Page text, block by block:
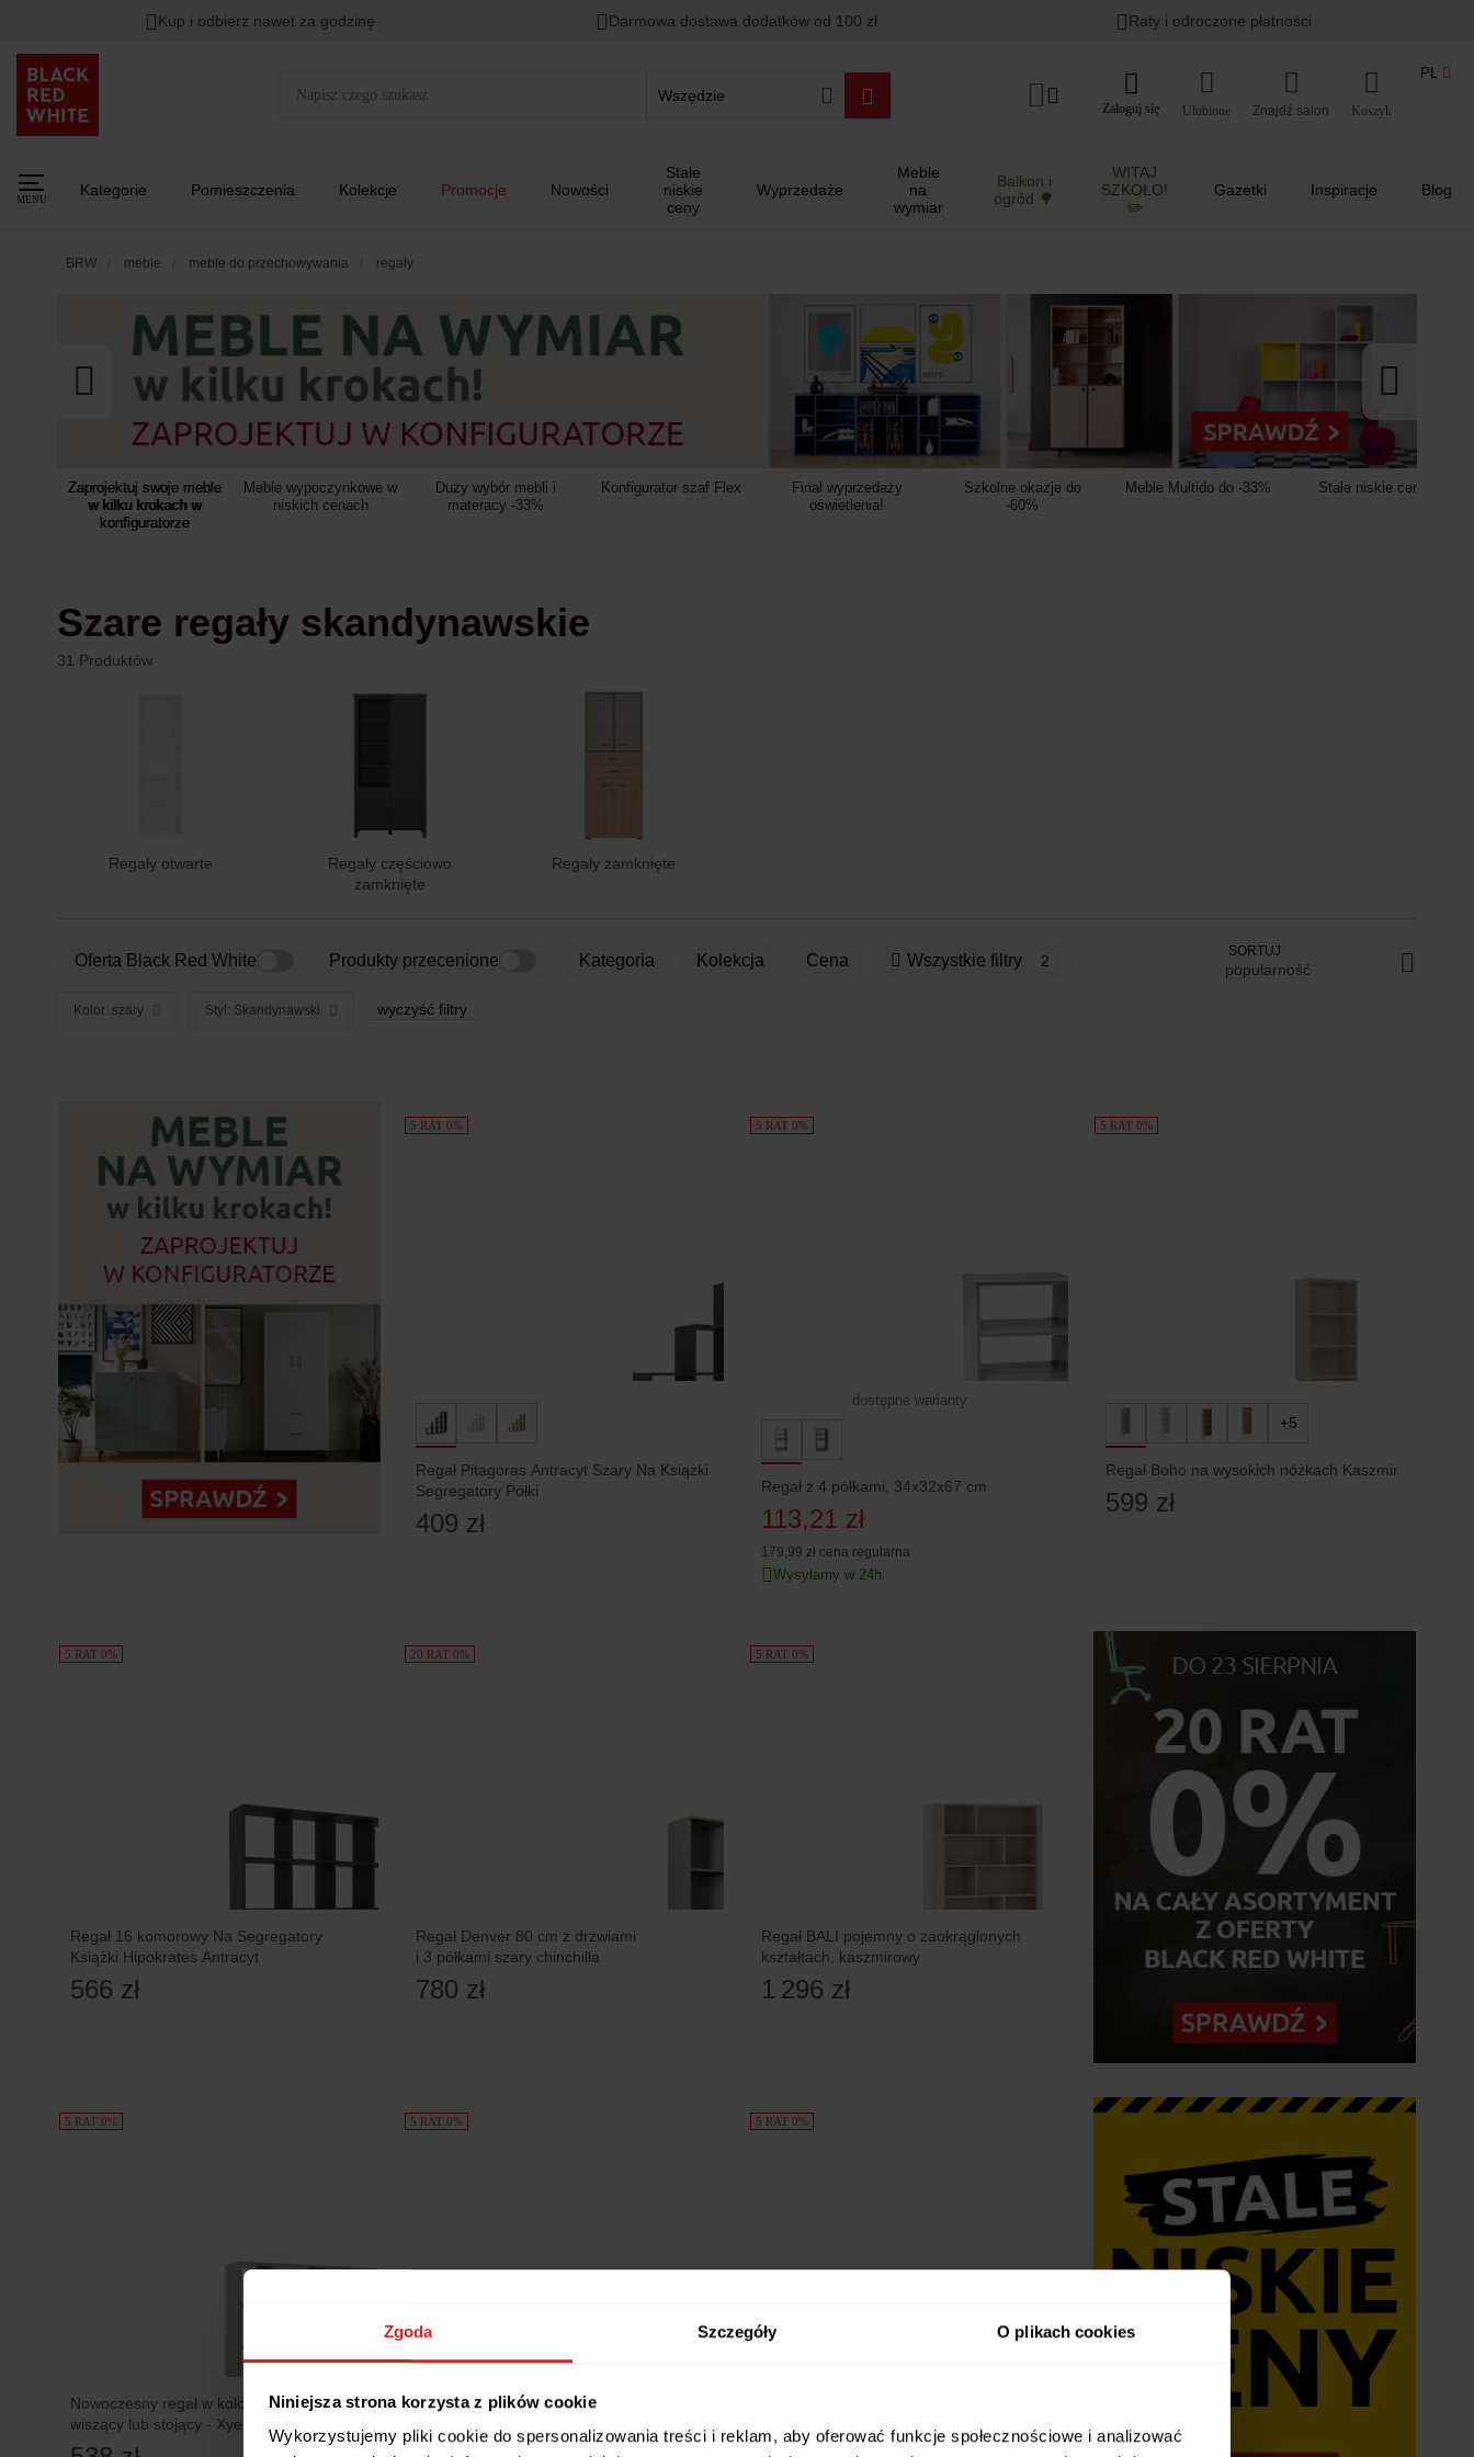
Zgoda Szczegóły O plikach cookies
Niniejsza strona korzysta z plików cookie
Wykorzystujemy pliki cookie do spersonalizowania treści i reklam, aby oferować funkcje społecznościowe i analizować
Rabat naHITY DNIA przy zapisie na Newsletter. 00 : Lato w ogrodzie i na balkonie >
Kup i odbierz nawet za godzinę Darmowa dostawa dodatków od 100 zł Raty i odroczone płatności
Wszędzie
Zaloguj się Ulubione Koszyk
PL
MENU
Kategorie Pomieszczenia Kolekcje Promocje Nowości
Stale
niskie
ceny
Wyprzedaże
Meble
na
wymiar
Balkon i
ogród 🌳
WITAJ
SZKOŁO!
✏️
Gazetki Inspiracje Blog
BRW meble meble do przechowywania regały
Zaprojektuj swoje meble
w kilku krokach w
konfiguratorze
Meble wypoczynkowe w
niskich cenach
Duży wybór mebli i
materacy -33%
Konfigurator szaf Flex
Finał wyprzedaży
oświetlenia!
Szkolne okazje do
-60%
Meble Multido do -33% Stale niskie ceny
Szare regały skandynawskie
31 Produktów
Regały otwarte
Regały częściowo
zamknięte
Regały zamknięte
Oferta Black Red White Produkty przecenione kategoria Kolekcja Cena Wszystkie filtry 2
Kolor: szary Styl: Skandynawski wyczyść filtry
SORTUJ
popularność
Produkty
5 RAT 0%
Regał Pitagoras Antracyt Szary Na Książki
Segregatory Półki
409 zł
5 RAT 0%
dostępne warianty
Regał z 4 półkami, 34x32x67 cm
113,21 zł
179,99 zł cena regularna
Wysyłamy w 24h
5 RAT 0%
+5
Regał Boho na wysokich nóżkach Kaszmir
599 zł
5 RAT 0%
Regał 16 komorowy Na Segregatory
Książki Hipokrates Antracyt
566 zł
20 RAT 0%
Regał Denver 80 cm z drzwiami
i 3 półkami szary chinchilla
780 zł
5 RAT 0%
Regał BALI pojemny o zaokrąglonych
kształtach, kaszmirowy
1 296 zł
5 RAT 0%
Nowoczesny regał w kolorze szarym
wiszący lub stojący - Xyeno
5 RAT 0%
Inmondo Minimondo - Regał wysoki
5 RAT 0%